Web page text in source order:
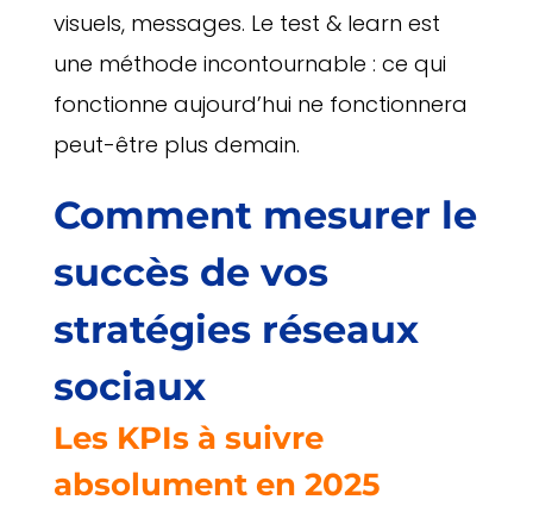
visuels, messages. Le test & learn est
une méthode incontournable : ce qui
fonctionne aujourd’hui ne fonctionnera
peut-être plus demain.
Comment mesurer le
succès de vos
stratégies réseaux
sociaux
Les KPIs à suivre
absolument en 2025